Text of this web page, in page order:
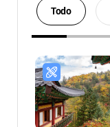
Todo